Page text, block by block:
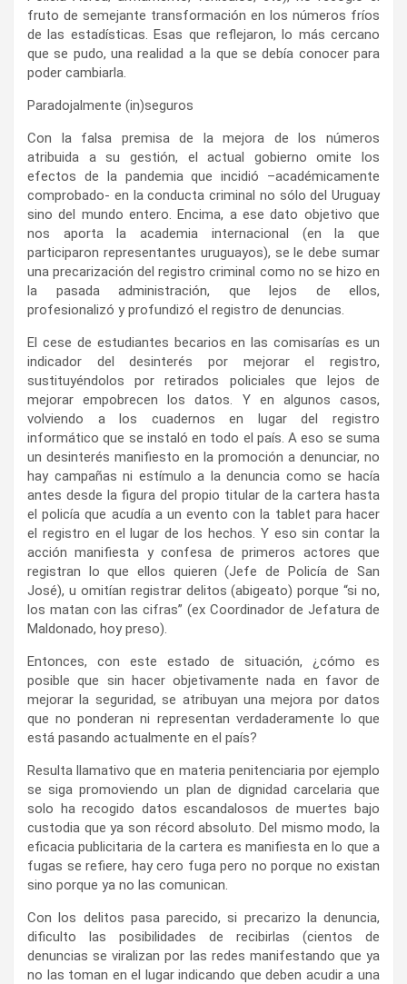
Paradojalmente (in)seguros
Con la falsa premisa de la mejora de los números
atribuida a su gestión, el actual gobierno omite los
efectos de la pandemia que incidió –académicamente
comprobado- en la conducta criminal no sólo del Uruguay
sino del mundo entero. Encima, a ese dato objetivo que
nos aporta la academia internacional (en la que
participaron representantes uruguayos), se le debe sumar
una precarización del registro criminal como no se hizo en
la pasada administración, que lejos de ellos,
profesionalizó y profundizó el registro de denuncias.
El cese de estudiantes becarios en las comisarías es un
indicador del desinterés por mejorar el registro,
sustituyéndolos por retirados policiales que lejos de
mejorar empobrecen los datos. Y en algunos casos,
informático que se instaló en todo el país. A eso se suma
un desinterés manifiesto en la promoción a denunciar, no
hay campañas ni estímulo a la denuncia como se hacía
antes desde la figura del propio titular de la cartera hasta
el policía que acudía a un evento con la tablet para hacer
el registro en el lugar de los hechos. Y eso sin contar la
acción manifiesta y confesa de primeros actores que
registran lo que ellos quieren (Jefe de Policía de San
José), u omitían registrar delitos (abigeato) porque “si no,
los matan con las cifras” (ex Coordinador de Jefatura de
Maldonado, hoy preso).
Entonces, con este estado de situación, ¿cómo es
posible que sin hacer objetivamente nada en favor de
mejorar la seguridad, se atribuyan una mejora por datos
que no ponderan ni representan verdaderamente lo que
está pasando actualmente en el país?
Resulta llamativo que en materia penitenciaria por ejemplo
se siga promoviendo un plan de dignidad carcelaria que
solo ha recogido datos escandalosos de muertes bajo
custodia que ya son récord absoluto. Del mismo modo, la
fugas se refiere, hay cero fuga pero no porque no existan
sino porque ya no las comunican.
Con los delitos pasa parecido, si precarizo la denuncia,
dificulto las posibilidades de recibirlas (cientos de
denuncias se viralizan por las redes manifestando que ya
no las toman en el lugar indicando que deben acudir a una
bajando los eventos que registra el Sistema de Gestión de
Seguridad Pública de la Policía, el SGSP, que es la fuente
de la que se nutre el Observatorio de Violencia y
Criminalidad del Ministerio del Interior.